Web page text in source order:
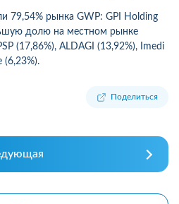
79,54% рынка GWP: GPI Holding
долю на местном рынке
(17,86%), ALDAGI (13,92%), Imedi
(6,23%).
Поделиться